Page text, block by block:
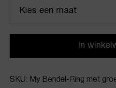
Kies een maat
In
SKU: My Bendel-Ring met